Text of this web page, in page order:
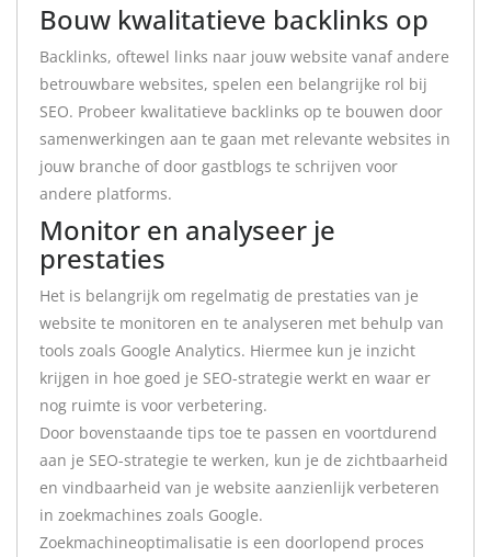
Bouw kwalitatieve backlinks op
Backlinks, oftewel links naar jouw website vanaf andere
betrouwbare websites, spelen een belangrijke rol bij
SEO. Probeer kwalitatieve backlinks op te bouwen door
samenwerkingen aan te gaan met relevante websites in
jouw branche of door gastblogs te schrijven voor
andere platforms.
Monitor en analyseer je
prestaties
Het is belangrijk om regelmatig de prestaties van je
website te monitoren en te analyseren met behulp van
tools zoals Google Analytics. Hiermee kun je inzicht
krijgen in hoe goed je SEO-strategie werkt en waar er
nog ruimte is voor verbetering.
Door bovenstaande tips toe te passen en voortdurend
aan je SEO-strategie te werken, kun je de zichtbaarheid
en vindbaarheid van je website aanzienlijk verbeteren
in zoekmachines zoals Google.
Zoekmachineoptimalisatie is een doorlopend proces